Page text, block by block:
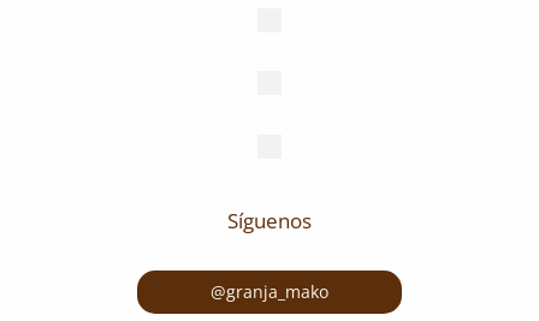
Síguenos
@granja_mako